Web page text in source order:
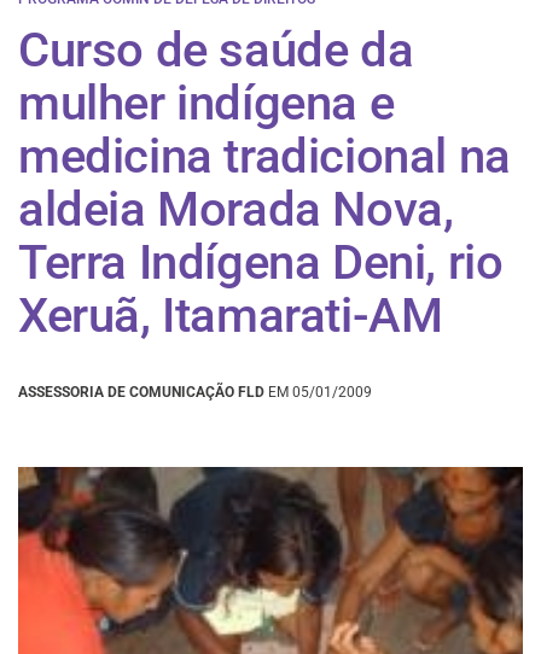
Curso de saúde da
mulher indígena e
medicina tradicional na
aldeia Morada Nova,
Terra Indígena Deni, rio
Xeruã, Itamarati-AM
ASSESSORIA DE COMUNICAÇÃO FLD EM 05/01/2009